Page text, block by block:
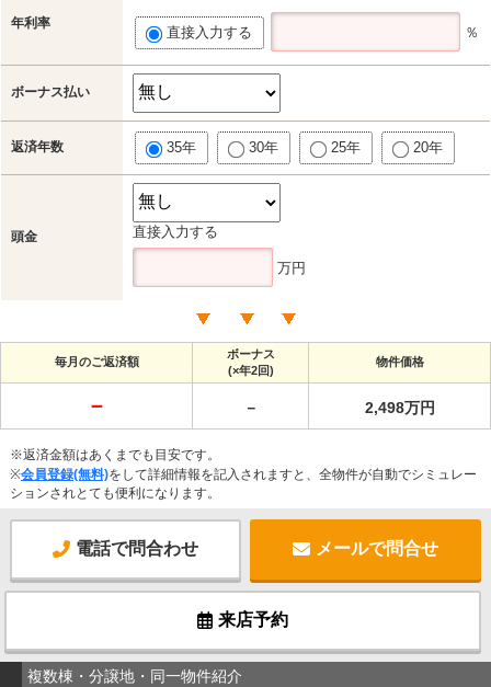
年利率
直接入力する ％
ボーナス払い
返済年数 35年 30年 25年 20年
頭金 直接入力する
万円
毎月のご返済額
ボーナス
(×年2回)
物件価格
－ － 2,498万円
※返済金額はあくまでも目安です。
※会員登録(無料)をして詳細情報を記入されますと、全物件が自動でシミュレー
ションされとても便利になります。
電話で問合わせ メールで問合せ
来店予約
複数棟・分譲地・同一物件紹介